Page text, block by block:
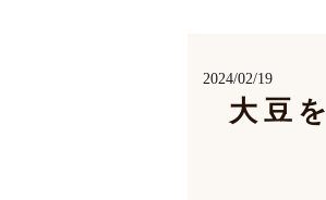
2024/02/19
大豆